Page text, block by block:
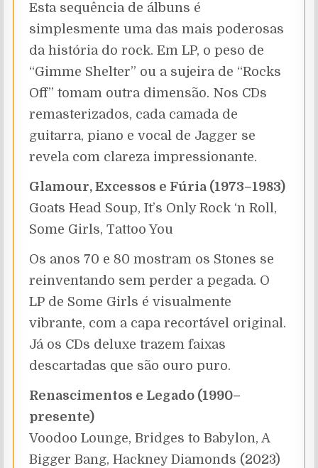
Esta sequência de álbuns é
simplesmente uma das mais poderosas
da história do rock. Em LP, o peso de
“Gimme Shelter” ou a sujeira de “Rocks
Off” tomam outra dimensão. Nos CDs
remasterizados, cada camada de
guitarra, piano e vocal de Jagger se
revela com clareza impressionante.
Glamour, Excessos e Fúria (1973–1983)
Goats Head Soup, It’s Only Rock ‘n Roll,
Some Girls, Tattoo You
Os anos 70 e 80 mostram os Stones se
reinventando sem perder a pegada. O
LP de Some Girls é visualmente
vibrante, com a capa recortável original.
Já os CDs deluxe trazem faixas
descartadas que são ouro puro.
Renascimentos e Legado (1990–
presente)
Voodoo Lounge, Bridges to Babylon, A
Bigger Bang, Hackney Diamonds (2023)